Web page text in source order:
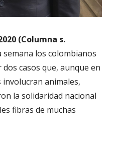
(Columna s.
semana los colombianos
casos que, aunque en
animales,
la solidaridad nacional
fibras de muchas